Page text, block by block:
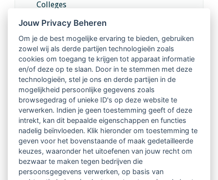
Colleges
Intervisie met geregistreerde vakgenoten
Netwerk van 2100 professionals in 14
regio's
Vindbaar voor opdrachtgevers
Tijdschrift voor
Begeleidingskunde & kennisbank
Beroepsregistratie (LVSC keurmerk)
Lid worden van LVSC
Jouw Privacy Beheren
Om je de best mogelijke ervaring te bieden, gebruiken
zowel wij als derde partijen technologieën zoals
cookies om toegang te krijgen tot apparaat informatie
en/of deze op te slaan. Door in te stemmen met deze
technologieën, stel je ons en derde partijen in de
mogelijkheid persoonlijke gegevens zoals
browsegedrag of unieke ID's op deze website te
verwerken. Indien je geen toestemming geeft of deze
intrekt, kan dit bepaalde eigenschappen en functies
nadelig beïnvloeden. Klik hieronder om toestemming te
geven voor het bovenstaande of maak gedetailleerde
keuzes, waaronder het uitoefenen van jouw recht om
bezwaar te maken tegen bedrijven die
persoonsgegevens verwerken, op basis van